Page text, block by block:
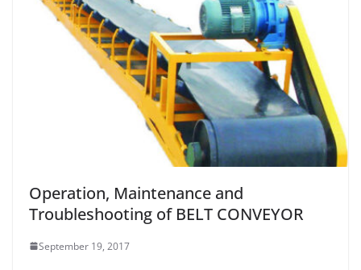
Operation, Maintenance and
Troubleshooting of BELT CONVEYOR
September 19, 2017